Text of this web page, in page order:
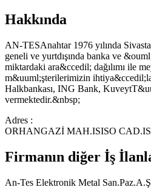
Hakkında
AN-TESAnahtar 1976 yılında
geneli ve yurtdışında banka ve
miktardaki ara&ccedil; dağılımı ile
m&uuml;şterilerimizin
Halkbankası, ING Bank,
vermektedir.&nbsp;
Adres :
ORHANGAZİ MAH.ISISO
Firmanın diğer İş
An-Tes Elektronik Metal